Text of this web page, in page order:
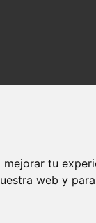
tu
web y